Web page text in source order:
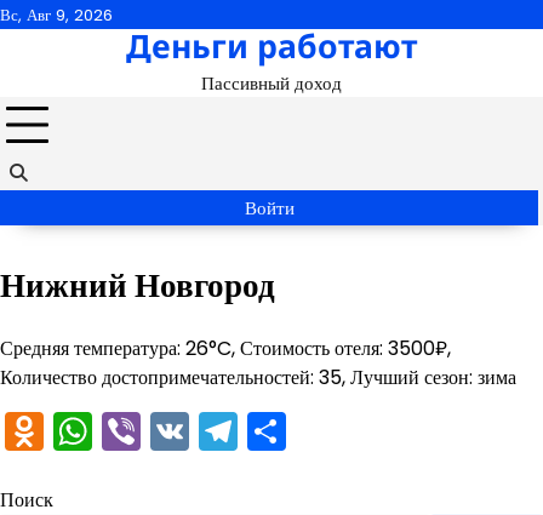
Перейти
Вс, Авг 9, 2026
Деньги работают
Пассивный доход
Войти
Нижний Новгород
Средняя температура: 26°C, Стоимость отеля: 3500₽,
Количество достопримечательностей: 35, Лучший сезон: зима
Odnoklassniki
WhatsApp
Viber
VKTelegram
Поиск